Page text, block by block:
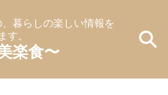
暮らしの楽しい情報を
す。
楽食〜